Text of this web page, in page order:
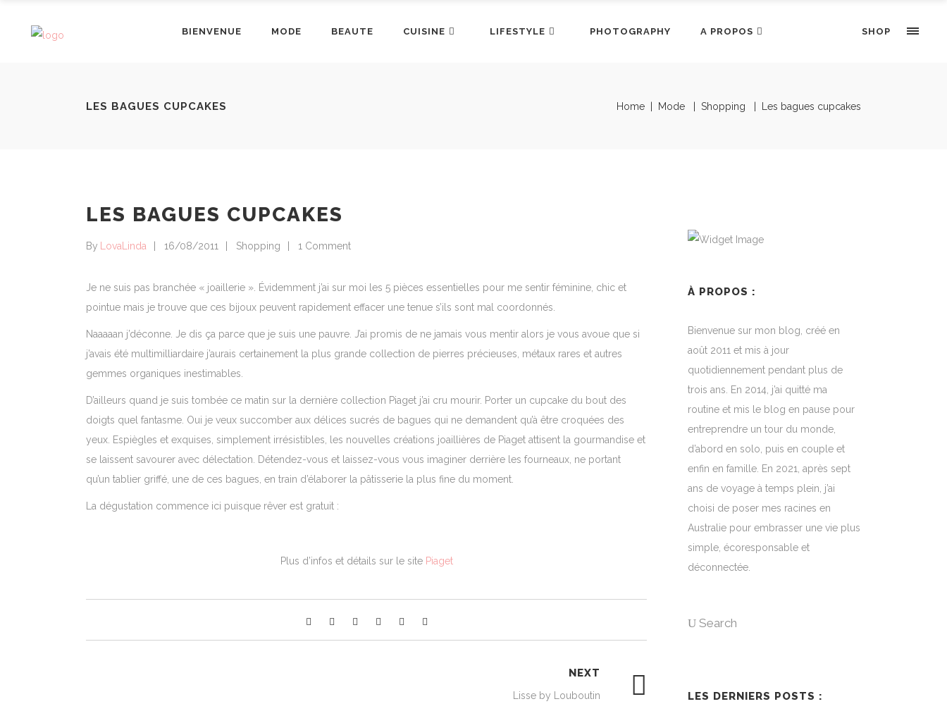
BIENVENUE MODE BEAUTE CUISINE LIFESTYLE PHOTOGRAPHY A PROPOS SHOP
LES BAGUES CUPCAKES Home Mode Shopping Les bagues cupcakes
LES BAGUES CUPCAKES
By LovaLinda 16/08/2011 Shopping 1 Comment
Je ne suis pas branchée « joaillerie ». Évidemment j’ai sur moi les 5 pièces essentielles pour me sentir féminine, chic et
pointue mais je trouve que ces bijoux peuvent rapidement effacer une tenue s’ils sont mal coordonnés.
Naaaaan j’déconne. Je dis ça parce que je suis une pauvre. J’ai promis de ne jamais vous mentir alors je vous avoue que si
j’avais été multimilliardaire j’aurais certainement la plus grande collection de pierres précieuses, métaux rares et autres
gemmes organiques inestimables.
D’ailleurs quand je suis tombée ce matin sur la dernière collection Piaget j’ai cru mourir. Porter un cupcake du bout des
doigts quel fantasme. Oui je veux succomber aux délices sucrés de bagues qui ne demandent qu’à être croquées des
yeux. Espiègles et exquises, simplement irrésistibles, les nouvelles créations joaillières de Piaget attisent la gourmandise et
se laissent savourer avec délectation. Détendez-vous et laissez-vous vous imaginer derrière les fourneaux, ne portant
qu’un tablier griffé, une de ces bagues, en train d’élaborer la pâtisserie la plus fine du moment.
La dégustation commence ici puisque rêver est gratuit :
Plus d’infos et détails sur le sitePiaget
NEXT
Lisse by Louboutin
À PROPOS :
Bienvenue sur mon blog, créé en
août 2011 et mis à jour
quotidiennement pendant plus de
trois ans. En 2014, j’ai quitté ma
routine et mis le blog en pause pour
entreprendre un tour du monde,
d’abord en solo, puis en couple et
enfin en famille. En 2021, après sept
ans de voyage à temps plein, j’ai
choisi de poser mes racines en
Australie pour embrasser une vie plus
simple, écoresponsable et
déconnectée.
Search
LES DERNIERS POSTS :